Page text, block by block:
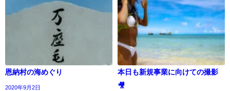
恩納村の海めぐり
2020年9月2日
本日も新規事業に向けての撮影
🎥